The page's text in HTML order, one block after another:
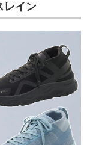
レイン